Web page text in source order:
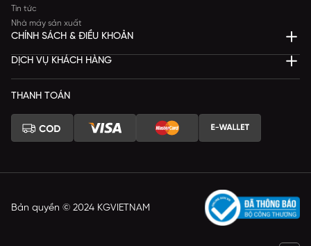
Tin tức
Nhà máy sản xuất
CHÍNH SÁCH & ĐIỀU KHOẢN
DỊCH VỤ KHÁCH HÀNG
THANH TOÁN
Bản quyền © 2024 KGVIETNAM